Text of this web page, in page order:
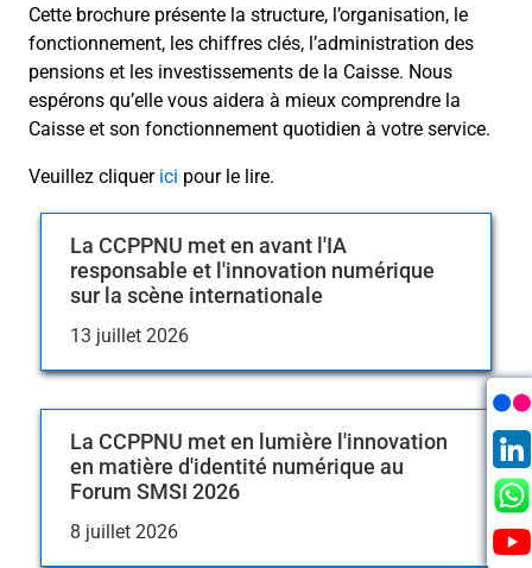
Cette brochure présente la structure, l’organisation, le
fonctionnement, les chiffres clés, l’administration des
pensions et les investissements de la Caisse. Nous
espérons qu’elle vous aidera à mieux comprendre la
Caisse et son fonctionnement quotidien à votre service.
Veuillez cliquer ici pour le lire.
La CCPPNU met en avant l'IA
responsable et l'innovation numérique
sur la scène internationale
13 juillet 2026
La CCPPNU met en lumière l'innovation
en matière d'identité numérique au
Forum SMSI 2026
8 juillet 2026